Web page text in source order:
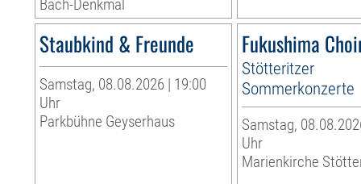
Bach-Denkmal
Staubkind & Freunde
Samstag, 08.08.2026 | 19:00
Uhr
Parkbühne Geyserhaus
Fukushima
Stötteritzer
Sommerkonzerte
Samstag,
Uhr
Marienkirche